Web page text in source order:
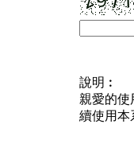
說明︰
親愛的使
續使用本